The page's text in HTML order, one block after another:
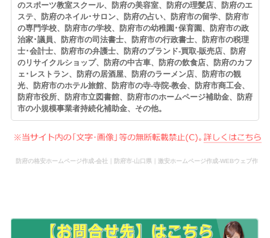
のスポーツ教室スクール、防府の美容室、防府の理髪店、防府のエ
ステ、防府のネイル･サロン、防府の占い、防府市の留学、防府市
の専門学校、防府市の学校、防府市の幼稚園･保育園、防府市の政
治家･議員、防府市の司法書士、防府市の行政書士、防府市の税理
士･会計士、防府市の弁護士、防府のブランド-買取-販売店、防府
のリサイクルショップ、防府の中古車、防府の飲食店、防府のカフ
ェ･レストラン、防府の居酒屋、防府のラーメン店、防府市の観
光、防府市のホテル旅館、防府市の寺-寺院-教会、防府市商工会、
防府市役所、防府市立図書館、防府市のホームページ補助金、防府
市の小規模事業者持続化補助金、その他。
防府の格安ホームページ作成-会社｜防府市-山口県｜激安ホームページ作成-WEBウェブ作